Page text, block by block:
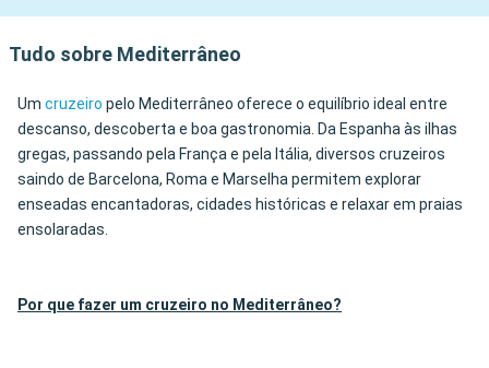
Tudo sobre Mediterrâneo
Um cruzeiro pelo Mediterrâneo oferece o equilíbrio ideal entre
descanso, descoberta e boa gastronomia. Da Espanha às ilhas
gregas, passando pela França e pela Itália, diversos cruzeiros
saindo de Barcelona, Roma e Marselha permitem explorar
enseadas encantadoras, cidades históricas e relaxar em praias
ensolaradas.
Por que fazer um cruzeiro no Mediterrâneo?